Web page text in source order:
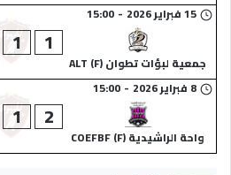
15 فبراير 2026 -
15:00
جمعية لبؤات تطوان (F) ALT
1
1
8 فبراير 2026 -
15:00
واحة الراشيدية (F) COEFBF
2
1